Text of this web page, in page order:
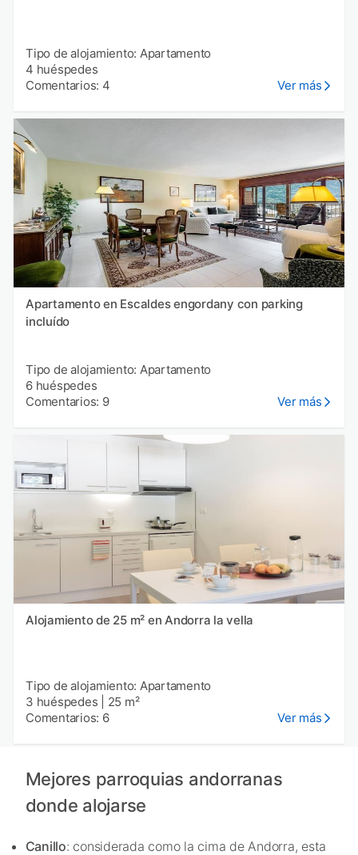
Tipo de alojamiento: Apartamento
4 huéspedes
Comentarios: 4
Ver más
Apartamento en Escaldes engordany con parking
incluído
Tipo de alojamiento: Apartamento
6 huéspedes
Comentarios: 9
Ver más
Alojamiento de 25 m² en Andorra la vella
Tipo de alojamiento: Apartamento
3 huéspedes
25 m²
Comentarios: 6
Ver más
Mejores parroquias andorranas
donde alojarse
Canillo: considerada como la cima de Andorra, esta